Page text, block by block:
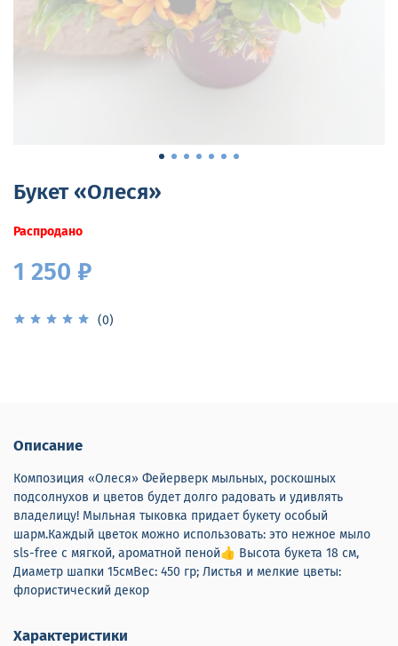
Букет «Олеся»
(0)
Распродано
1 250 ₽
Описание
Композиция «Олеся» Фейерверк мыльных, роскошных
подсолнухов и цветов будет долго радовать и удивлять
владелицу! Мыльная тыковка придает букету особый
шарм.Каждый цветок можно использовать: это нежное мыло
sls-free с мягкой, ароматной пеной👍 Высота букета 18 см,
Диаметр шапки 15смВес: 450 гр; Листья и мелкие цветы:
флористический декор
Характеристики